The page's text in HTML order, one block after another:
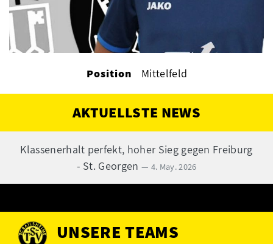
Position Mittelfeld
AKTUELLSTE NEWS
Klassenerhalt perfekt, hoher Sieg gegen Freiburg
- St. Georgen — 4. May. 2026
UNSERE TEAMS